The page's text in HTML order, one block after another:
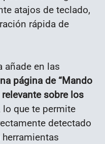
atajos de teclado,
rápida de
añade en las
página de “Mando
sobre los
lo que te permite
detectado